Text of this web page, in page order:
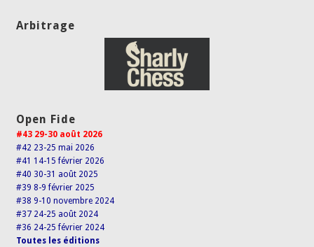
Arbitrage
Open Fide
#43 29-30 août 2026
#42 23-25 mai 2026
#41 14-15 février 2026
#40 30-31 août 2025
#39 8-9 février 2025
#38 9-10 novembre 2024
#37 24-25 août 2024
#36 24-25 février 2024
Toutes les éditions